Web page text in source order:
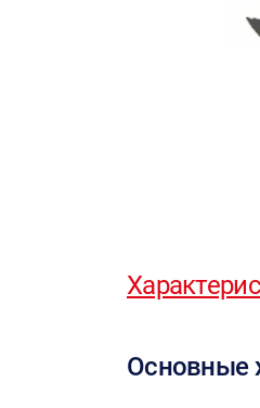
Основные